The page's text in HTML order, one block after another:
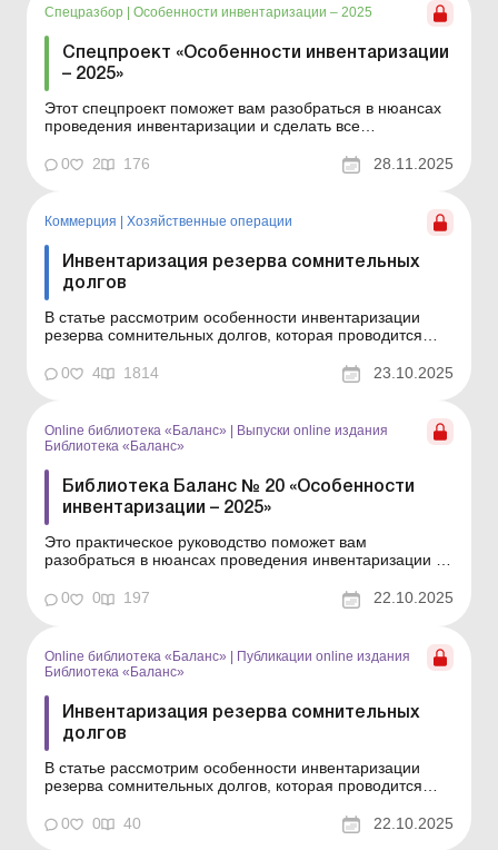
Спецразбор | Особенности инвентаризации – 2025
Спецпроект «Особенности инвентаризации
– 2025»
Этот спецпроект поможет вам разобраться в нюансах
проведения инвентаризации и сделать все
которая проводится перед составлением годовой
финансовой отчетности, является эффективным
достоверности данных в отчетнос...
0 2 176 28.11.2025
Коммерция Хозяйственные операции
Инвентаризация резерва сомнительных
долгов
В статье рассмотрим особенности инвентаризации
резерва сомнительных долгов, которая проводится
одновременно с инвентаризацией дебиторской
задолженности. Предприятия, кроме тех, которые
являются непредпринимат...
0 4 1814 23.10.2025
Online библиотека «Баланс»
Выпуски online издания
Библиотека «Баланс»
Библиотека Баланс № 20 «Особенности
инвентаризации – 2025»
Это практическое руководство поможет вам
разобраться в нюансах проведения инвентаризации и
Инвентаризация, которая проводится перед
составлением годовой финансовой отчетности,
максимальной достоверности да...
0 0 197 22.10.2025
Online библиотека «Баланс» | Публикации online издания
Библиотека «Баланс»
Инвентаризация резерва сомнительных
долгов
В статье рассмотрим особенности инвентаризации
резерва сомнительных долгов, которая проводится
одновременно с инвентаризацией дебиторской
задолженности. Библиотека Баланс № 20
0 0 40 22.10.2025